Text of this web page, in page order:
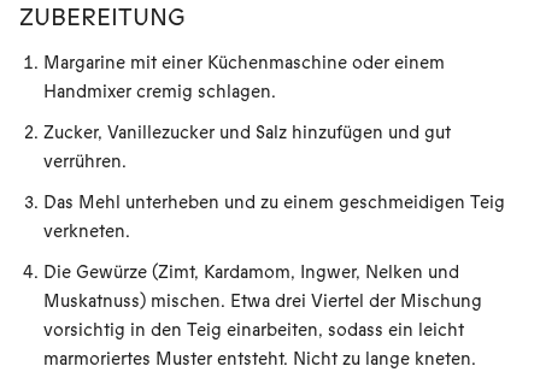
ZUBEREITUNG
Margarine mit einer Küchenmaschine oder einem
Handmixer cremig schlagen.
Zucker, Vanillezucker und Salz hinzufügen und gut
verrühren.
Das Mehl unterheben und zu einem geschmeidigen Teig
verkneten.
Die Gewürze (Zimt, Kardamom, Ingwer, Nelken und
Muskatnuss) mischen. Etwa drei Viertel der Mischung
vorsichtig in den Teig einarbeiten, sodass ein leicht
marmoriertes Muster entsteht. Nicht zu lange kneten.